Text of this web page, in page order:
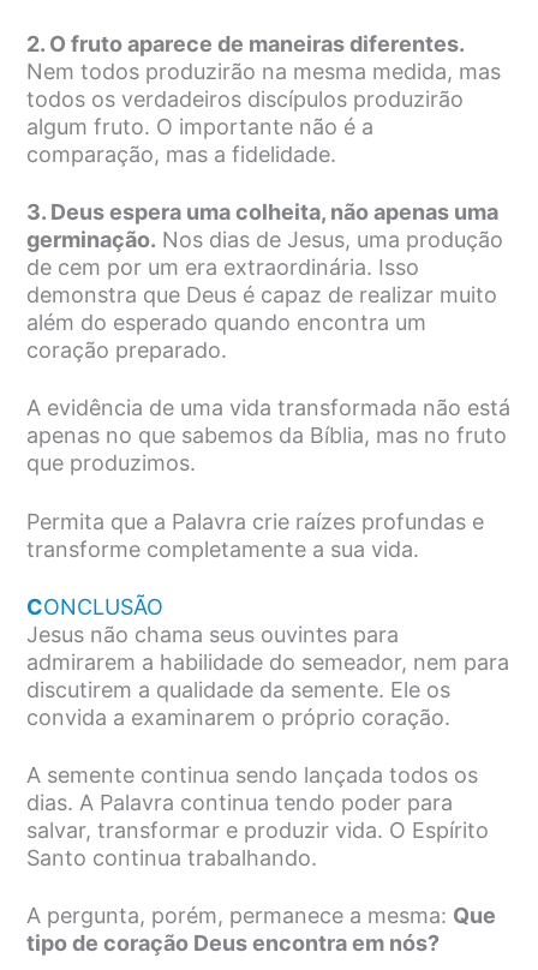
2. O fruto aparece de maneiras diferentes.
Nem todos produzirão na mesma medida, mas
todos os verdadeiros discípulos produzirão
algum fruto. O importante não é a
comparação, mas a fidelidade.
3. Deus espera uma colheita, não apenas uma
germinação. Nos dias de Jesus, uma produção
de cem por um era extraordinária. Isso
demonstra que Deus é capaz de realizar muito
além do esperado quando encontra um
coração preparado.
A evidência de uma vida transformada não está
apenas no que sabemos da Bíblia, mas no fruto
que produzimos.
Permita que a Palavra crie raízes profundas e
transforme completamente a sua vida.
CONCLUSÃO
Jesus não chama seus ouvintes para
admirarem a habilidade do semeador, nem para
discutirem a qualidade da semente. Ele os
convida a examinarem o próprio coração.
A semente continua sendo lançada todos os
dias. A Palavra continua tendo poder para
salvar, transformar e produzir vida. O Espírito
Santo continua trabalhando.
A pergunta, porém, permanece a mesma: Que
tipo de coração Deus encontra em nós?